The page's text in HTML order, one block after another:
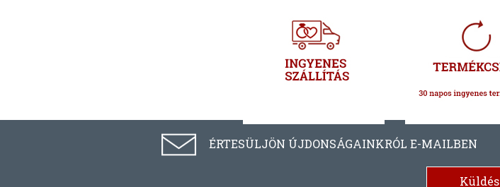
ÉRTESÜLJÖN ÚJDONSÁGAINKRÓL E-MAILBEN